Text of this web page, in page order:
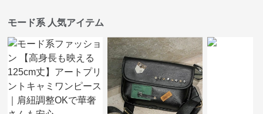
モード系 人気アイテム